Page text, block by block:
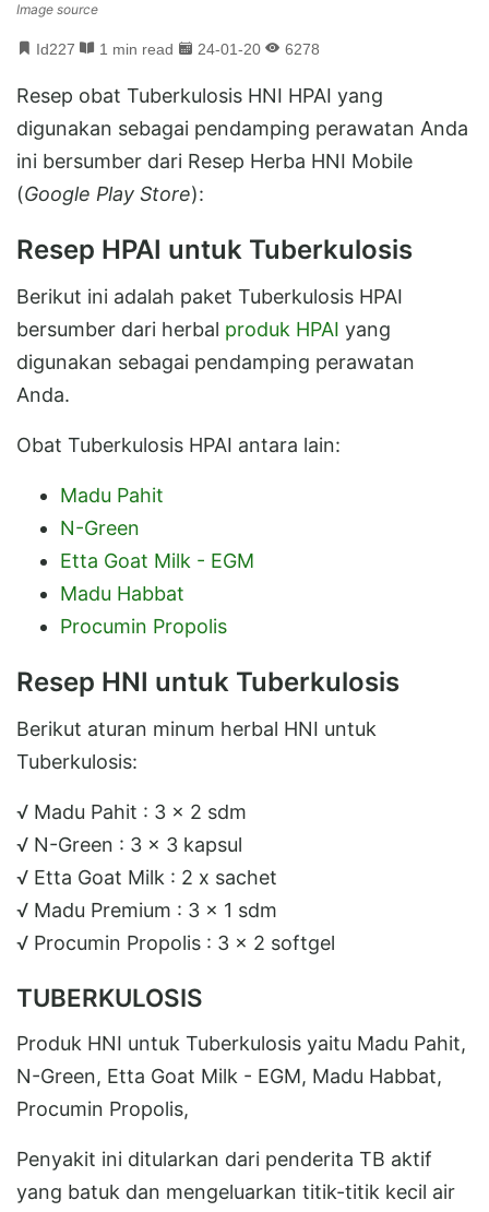
Image source
Id227 1 min read 24-01-20 6278
Resep obat Tuberkulosis HNI HPAI yang
digunakan sebagai pendamping perawatan Anda
ini bersumber dari Resep Herba HNI Mobile
(Google Play Store):
Resep HPAI untuk Tuberkulosis
Berikut ini adalah paket Tuberkulosis HPAI
bersumber dari herbal produk HPAI yang
digunakan sebagai pendamping perawatan
Anda.
Obat Tuberkulosis HPAI antara lain:
Madu Pahit
N-Green
Etta Goat Milk - EGM
Madu Habbat
Procumin Propolis
Resep HNI untuk Tuberkulosis
Berikut aturan minum herbal HNI untuk
Tuberkulosis:
√ Madu Pahit : 3 x 2 sdm
√ N-Green : 3 x 3 kapsul
√ Etta Goat Milk : 2 x sachet
√ Madu Premium : 3 x 1 sdm
√ Procumin Propolis : 3 x 2 softgel
TUBERKULOSIS
Produk HNI untuk Tuberkulosis yaitu Madu Pahit,
N-Green, Etta Goat Milk - EGM, Madu Habbat,
Procumin Propolis,
Penyakit ini ditularkan dari penderita TB aktif
yang batuk dan mengeluarkan titik-titik kecil air